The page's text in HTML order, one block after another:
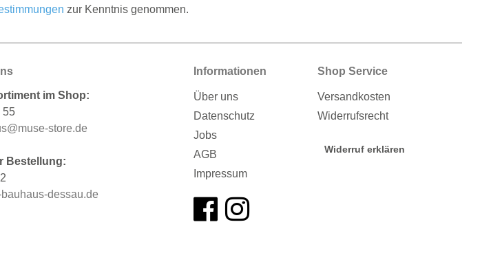
zur Kenntnis genommen.
im Shop:
55
store.de
Bestellung:
dessau.de
Informationen
Über uns
Datenschutz
Jobs
AGB
Impressum
Shop Service
Versandkosten
Widerrufsrecht
Widerruf erklären